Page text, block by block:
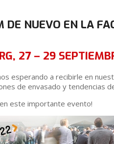
DE NUEVO EN LA
27 – 29
esperando a recibirle en
de envasado y tendencias
este importante evento!